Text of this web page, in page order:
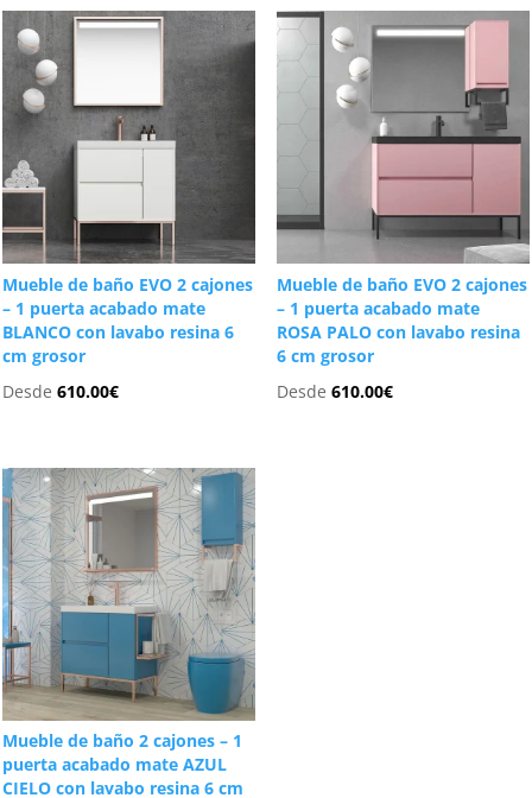
Mueble de baño EVO 2 cajones
– 1 puerta acabado mate
BLANCO con lavabo resina 6
cm grosor
Desde610.00€
Mueble de baño EVO 2 cajones
– 1 puerta acabado mate
ROSA PALO con lavabo resina
6 cm grosor
Desde 610.00€
Mueble de baño 2 cajones – 1
puerta acabado mate AZUL
CIELO con lavabo resina 6 cm